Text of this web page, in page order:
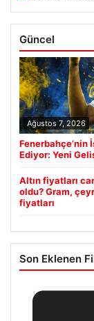
Güncel
Ağustos 7, 2026
Fenerbahçe’nin
Ediyor: Yeni
Altın fiyatları
oldu? Gram,
fiyatları
Son Eklenen